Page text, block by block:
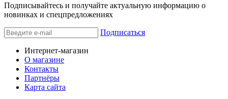
Подписывайтесь и получайте актуальную информацию о
новинках и спецпредложениях
Подписаться
Интернет-магазин
О магазине
Контакты
Партнёры
Карта сайта